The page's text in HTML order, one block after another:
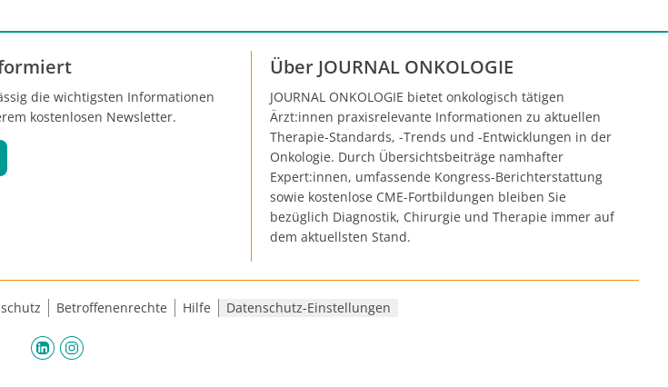
Artikel gibt einen Überblick über den
beim Melanom und stellt neue Optionen
vor.
die wichtigsten Informationen
kostenlosen Newsletter.
Über JOURNAL ONKOLOGIE
JOURNAL ONKOLOGIE bietet onkologisch tätigen
Ärzt:innen praxisrelevante Informationen zu aktuellen
Therapie-Standards, -Trends und -Entwicklungen in der
Onkologie. Durch Übersichtsbeiträge namhafter
Expert:innen, umfassende Kongress-Berichterstattung
sowie kostenlose CME-Fortbildungen bleiben Sie
bezüglich Diagnostik, Chirurgie und Therapie immer auf
dem aktuellsten Stand.
Betroffenenrechte Hilfe Datenschutz-Einstellungen